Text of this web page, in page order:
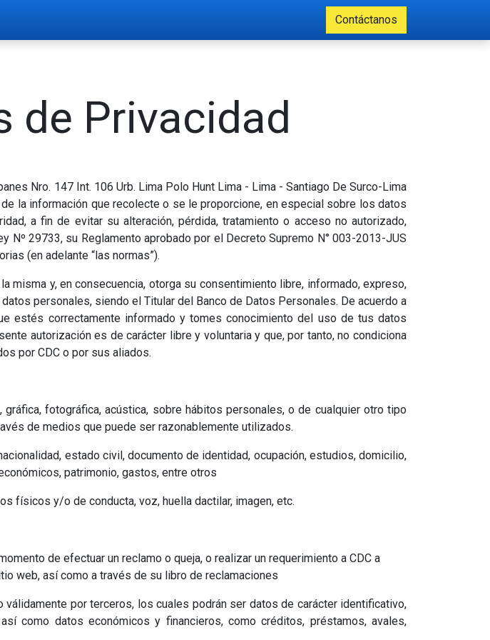
Contáctanos
de Privacidad
Nro. 147 Int. 106 Urb. Lima Polo Hunt Lima - Lima - Santiago De Surco-Lima
la información que recolecte o se le proporcione, en especial sobre los datos
a fin de evitar su alteración, pérdida, tratamiento o acceso no autorizado,
29733, su Reglamento aprobado por el Decreto Supremo N° 003-2013-JUS
(en adelante “las normas”).
y, en consecuencia, otorga su consentimiento libre, informado, expreso,
personales, siendo el Titular del Banco de Datos Personales. De acuerdo a
estés correctamente informado y tomes conocimiento del uso de tus datos
autorización es de carácter libre y voluntaria y que, por tanto, no condiciona
por CDC o por sus aliados.
fotográfica, acústica, sobre hábitos personales, o de cualquier otro tipo
de medios que puede ser razonablemente utilizados.
estado civil, documento de identidad, ocupación, estudios, domicilio,
patrimonio, gastos, entre otros
físicos y/o de conducta, voz, huella dactilar, imagen, etc.
de efectuar un reclamo o queja, o realizar un requerimiento a CDC a
web, así como a través de su libro de reclamaciones
por terceros, los cuales podrán ser datos de carácter identificativo,
como datos económicos y financieros, como créditos, préstamos, avales,